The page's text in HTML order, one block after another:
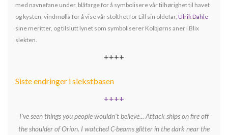
med navnefane under, blåfarge for å symbolisere vår tilhørighet til havet
og kysten, vindmølla for å vise vår stolthet for Lill sin oldefar, Ulrik Dahle
sine meritter, og tilslutt lynet som symboliserer Kolbjørns aner i Blix
slekten
++++
Siste endringer i slekstbasen
++++
I've seen things you people wouldn't believe... Attack ships on fire off
the shoulder of Orion. I watched C-beams glitter in the dark near the